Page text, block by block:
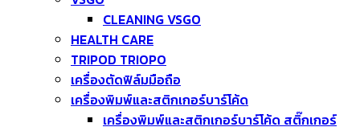
CLEANING VSGO
HEALTH CARE
TRIPOD TRIOPO
เครื่องตัดฟิล์มมือถือ
เครื่องพิมพ์และสติกเกอร์บาร์โค้ด
เครื่องพิมพ์และสติกเกอร์บาร์โค้ด สติ๊กเกอร์